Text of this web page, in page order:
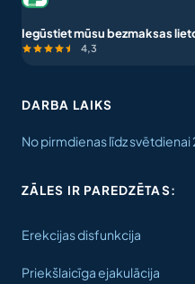
Iegūstiet mūsu bezmaksas
4,3
DARBA LAIKS
No pirmdienas līdz svētdienai
ZĀLES IR PAREDZĒTAS:
Erekcijas disfunkcija
Priekšlaicīga ejakulācija